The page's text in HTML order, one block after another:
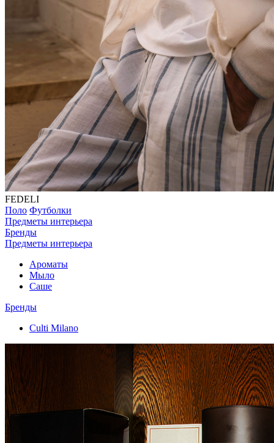
FEDELI
Поло Футболки
Предметы интерьера
Бренды
Предметы интерьера
Ароматы
Мыло
Саше
Бренды
Culti Milano